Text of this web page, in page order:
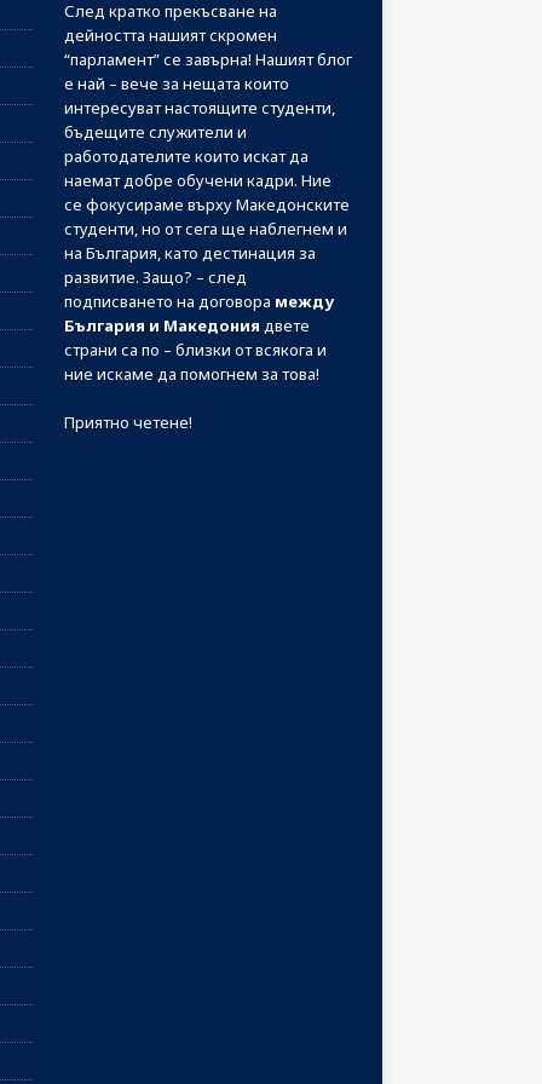
След кратко прекъсване на
дейността нашият скромен
“парламент” се завърна! Нашият блог
е най – вече за нещата които
интересуват настоящите студенти,
бъдещите служители и
работодателите които искат да
наемат добре обучени кадри. Ние
се фокусираме върху Македонските
студенти, но от сега ще наблегнем и
на България, като дестинация за
развитие. Защо? – след
подписването на договора между
България и Македония двете
страни са по – близки от всякога и
ние искаме да помогнем за това!
Приятно четене!